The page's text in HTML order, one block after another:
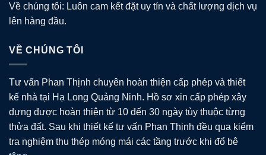
Về chúng tôi: Luôn cam kết đặt uy tín và chất lượng dịch vụ
lên hàng đầu.
VỀ CHÚNG TÔI
Tư vấn Phan Thịnh chuyên hoàn thiện cấp phép và thiết
kế nhà tại Hạ Long Quảng Ninh. Hồ sơ xin cấp phép xây
dựng được hoàn thiện từ 10 đến 30 ngày tùy thuộc từng
thửa đất. Sau khi thiết kế tư vấn Phan Thịnh đều qua kiểm
tra nghiệm thu thép móng mái các tầng trước khi đổ bê